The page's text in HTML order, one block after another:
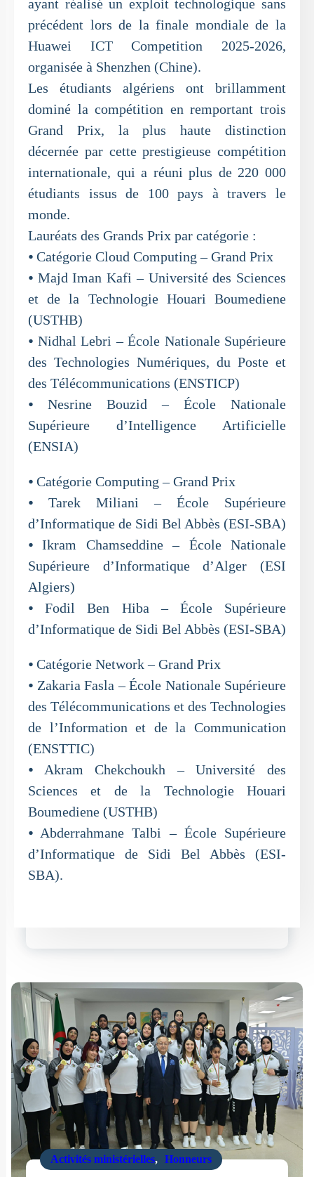
ayant réalisé un exploit technologique sans
précédent lors de la finale mondiale de la
Huawei ICT Competition 2025-2026,
organisée à Shenzhen (Chine).
Les étudiants algériens ont brillamment
dominé la compétition en remportant trois
Grand Prix, la plus haute distinction
décernée par cette prestigieuse compétition
internationale, qui a réuni plus de 220 000
étudiants issus de 100 pays à travers le
monde.
Lauréats des Grands Prix par catégorie :
⦁ Catégorie Cloud Computing – Grand Prix
⦁ Majd Iman Kafi – Université des Sciences
et de la Technologie Houari Boumediene
(USTHB)
⦁ Nidhal Lebri – École Nationale Supérieure
des Technologies Numériques, du Poste et
des Télécommunications (ENSTICP)
⦁ Nesrine Bouzid – École Nationale
Supérieure d’Intelligence Artificielle
(ENSIA)
⦁ Catégorie Computing – Grand Prix
⦁ Tarek Miliani – École Supérieure
d’Informatique de Sidi Bel Abbès (ESI-SBA)
⦁ Ikram Chamseddine – École Nationale
Supérieure d’Informatique d’Alger (ESI
Algiers)
⦁ Fodil Ben Hiba – École Supérieure
d’Informatique de Sidi Bel Abbès (ESI-SBA)
⦁ Catégorie Network – Grand Prix
⦁ Zakaria Fasla – École Nationale Supérieure
des Télécommunications et des Technologies
de l’Information et de la Communication
(ENSTTIC)
⦁ Akram Chekchoukh – Université des
Sciences et de la Technologie Houari
Boumediene (USTHB)
⦁ Abderrahmane Talbi – École Supérieure
d’Informatique de Sidi Bel Abbès (ESI-
SBA).
Activités ministérielles, Honneurs